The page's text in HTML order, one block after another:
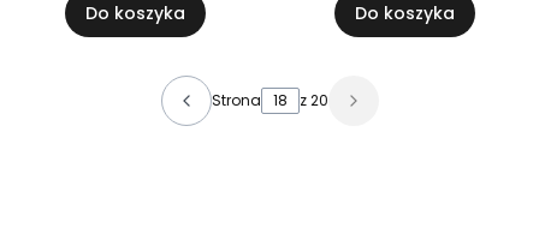
Do koszyka Do koszyka
Strona z 20